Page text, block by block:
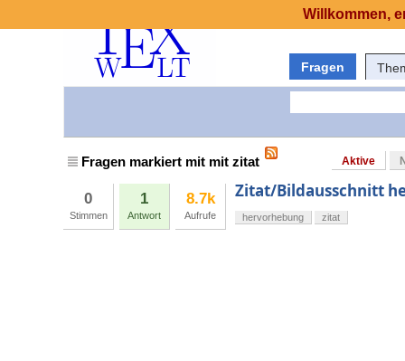
Fragen
Fragen markiert mit mit zitat Aktive
0
Stimmen
1
Antwort
8.7k
Aufrufe
Zitat/Bildausschnitt
hervorhebung zitat
Willkommen,